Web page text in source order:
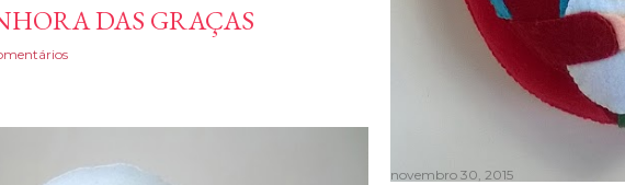
novembro 30, 2015
DAS GRAÇAS